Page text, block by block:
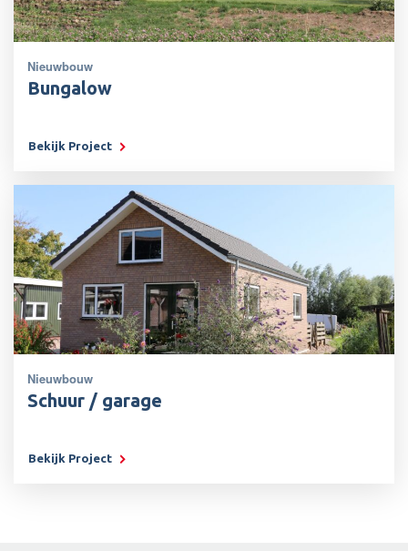
Nieuwbouw
Bungalow
Bekijk Project
Nieuwbouw
Schuur / garage
Bekijk Project